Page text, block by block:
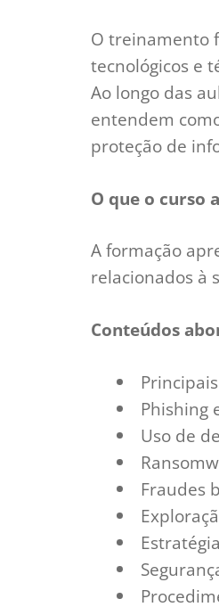
O treinamento
tecnológicos e
Ao longo das
entendem
proteção de
O que o curso
A formação
relacionados à
Conteúdos
Phishing
Uso de
Fraudes